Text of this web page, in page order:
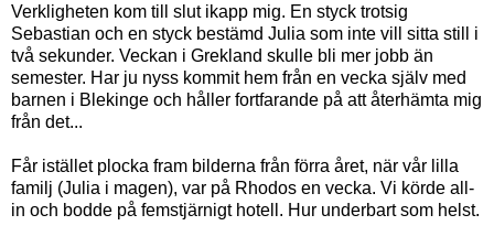
Verkligheten kom till slut ikapp mig. En styck trotsig
Sebastian och en styck bestämd Julia som inte vill sitta still i
två sekunder. Veckan i Grekland skulle bli mer jobb än
semester. Har ju nyss kommit hem från en vecka själv med
barnen i Blekinge och håller fortfarande på att återhämta mig
från det...
Får istället plocka fram bilderna från förra året, när vår lilla
familj (Julia i magen), var på Rhodos en vecka. Vi körde all-
in och bodde på femstjärnigt hotell. Hur underbart som helst.